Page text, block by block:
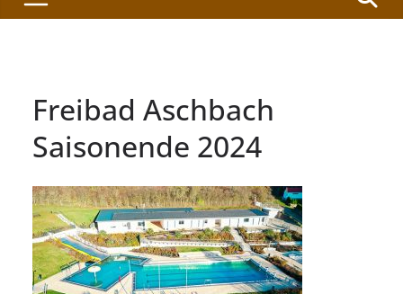
Freibad Aschbach
Saisonende 2024